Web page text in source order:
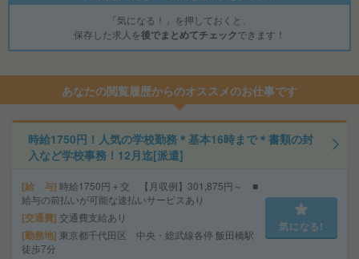
「気になる！」を押しておくと、
保存した求人を後でまとめてチェックできます！
あなたの閲覧履歴からのオススメのお仕事です
時給1750円！人気の学校勤務＊基本16時まで＊書類の封
入など学校事務！12月迄[派遣]
給 与 時給1750円＋交 【月収例】301,875円～ ■
給与の前払いが可能な速払いサービスあり
交通費 交通費支給あり
勤務地 東京都千代田区 中央・総武線各停 飯田橋駅
徒歩7分
気になる!